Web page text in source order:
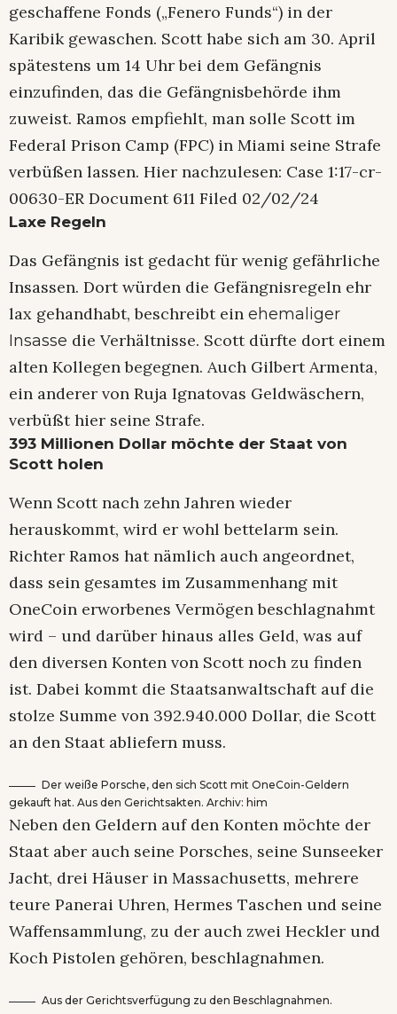
geschaffene Fonds („Fenero Funds“) in der
Karibik gewaschen. Scott habe sich am 30. April
spätestens um 14 Uhr bei dem Gefängnis
einzufinden, das die Gefängnisbehörde ihm
zuweist. Ramos empfiehlt, man solle Scott im
Federal Prison Camp (FPC) in Miami seine Strafe
verbüßen lassen. Hier nachzulesen: Case 1:17-cr-
00630-ER Document 611 Filed 02/02/24
Laxe Regeln
Das Gefängnis ist gedacht für wenig gefährliche
Insassen. Dort würden die Gefängnisregeln ehr
lax gehandhabt, beschreibt ein ehemaliger
Insasse die Verhältnisse. Scott dürfte dort einem
alten Kollegen begegnen. Auch Gilbert Armenta,
ein anderer von Ruja Ignatovas Geldwäschern,
verbüßt hier seine Strafe.
393 Millionen Dollar möchte der Staat von
Scott holen
Wenn Scott nach zehn Jahren wieder
herauskommt, wird er wohl bettelarm sein.
Richter Ramos hat nämlich auch angeordnet,
dass sein gesamtes im Zusammenhang mit
OneCoin erworbenes Vermögen beschlagnahmt
wird – und darüber hinaus alles Geld, was auf
den diversen Konten von Scott noch zu finden
ist. Dabei kommt die Staatsanwaltschaft auf die
stolze Summe von 392.940.000 Dollar, die Scott
an den Staat abliefern muss.
Der weiße Porsche, den sich Scott mit OneCoin-Geldern
gekauft hat. Aus den Gerichtsakten. Archiv: him
Neben den Geldern auf den Konten möchte der
Staat aber auch seine Porsches, seine Sunseeker
Jacht, drei Häuser in Massachusetts, mehrere
teure Panerai Uhren, Hermes Taschen und seine
Waffensammlung, zu der auch zwei Heckler und
Koch Pistolen gehören, beschlagnahmen.
Aus der Gerichtsverfügung zu den Beschlagnahmen.